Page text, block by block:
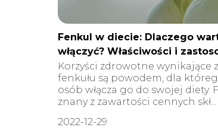
Fenkul w diecie: Dlaczego
włączyć? Właściwości i
Korzyści zdrowotne wynikające
fenkułu są powodem, dla
osób włącza go do swojej diety.
znany z zawartości cennych skł...
2022-12-29